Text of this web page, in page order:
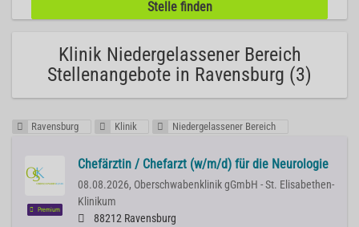
Klinik Niedergelassener Bereich
Stellenangebote in Ravensburg (3)
Ravensburg Klinik Niedergelassener Bereich
Premium
Chefärztin / Chefarzt (w/m/d) für die Neurologie
08.08.2026, Oberschwabenklinik gGmbH - St. Elisabethen-
Klinikum
88212 Ravensburg